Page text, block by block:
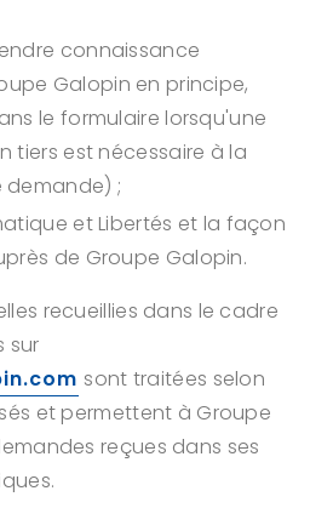
connaissance
Galopin en principe,
le formulaire lorsqu'une
tiers est nécessaire à la
;
et Libertés et la façon
de Groupe Galopin.
recueillies dans le cadre
sur
sont traitées selon
et permettent à Groupe
reçues dans ses